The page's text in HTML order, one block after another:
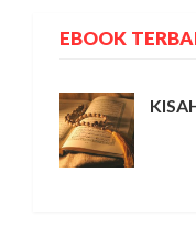
EBOOK